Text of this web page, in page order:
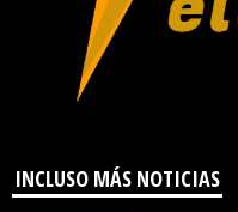
INCLUSO MÁS NOTICIAS